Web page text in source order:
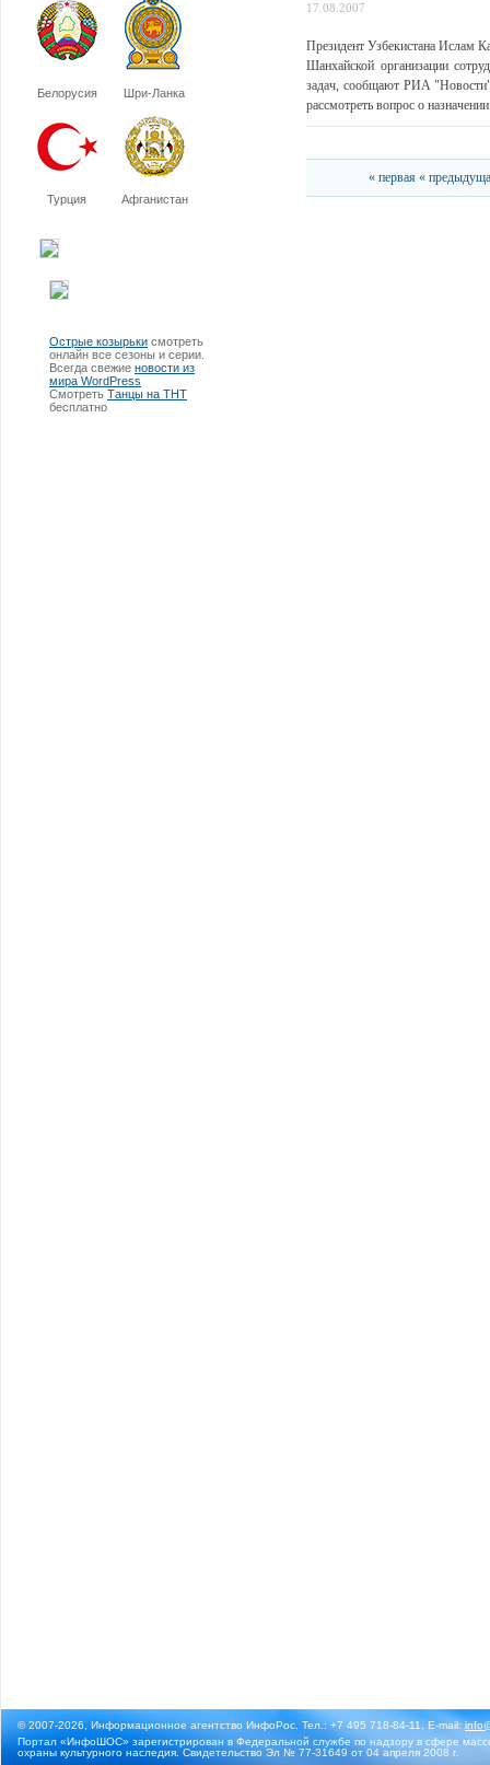
Белорусия Шри-Ланка
Турция Афганистан
Острые козырьки смотреть
онлайн все сезоны и серии.
Всегда свежие новости из
мира WordPress
Смотреть Танцы на ТНТ
бесплатно
17.08.2007
Президент Узбекистана Ислам
Шанхайской организации
задач, сообщают РИА
рассмотреть вопрос о
« первая «
© 2007-2026, Информационное агентство ИнфоРос. Тел.: +7 495 718-84-11, E-mail:
Портал «ИнфоШОС» зарегистрирован в Федеральной службе по надзору в сфере
охраны культурного наследия. Свидетельство Эл № 77-31649 от 04 апреля 2008 г.